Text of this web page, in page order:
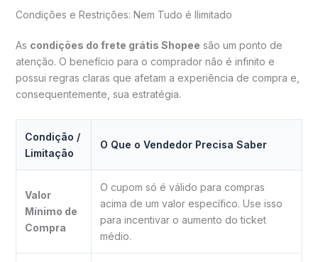
Condições e Restrições: Nem Tudo é Ilimitado
As condições do frete grátis Shopee são um ponto de
atenção. O benefício para o comprador não é infinito e
possui regras claras que afetam a experiência de compra e,
consequentemente, sua estratégia.
Condição /
Limitação
O Que o Vendedor Precisa Saber
Valor
Mínimo de
Compra
O cupom só é válido para compras
acima de um valor específico. Use isso
para incentivar o aumento do ticket
médio.